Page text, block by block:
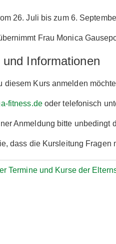
26. Juli bis zum 6.
Frau Monica
Informationen
diesem Kurs anmelden
fitness.deoder telefonisch
Anmeldung bitte unbedingt
dass die Kursleitung
Termine und Kurse der